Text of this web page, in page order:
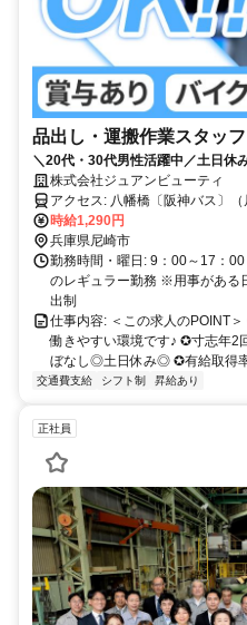
品出し・運搬作業スタッフ
＼20代・30代男性活躍中／土日休
株式会社ジュアンビューティ
アクセス: 八幡橋〔阪神バス〕（尼崎市内線［３０系統］ 武庫川方
面）より徒歩3分
時給1,290円
兵庫県尼崎市
勤務時間・曜日: 9：00～17：
のレギュラー勤務 ※用事があ
出制
仕事内容: ＜この求人のPOINT
働きやすい環境です♪ ✪寸志年2
ぼなし◎土日休み◎ ✪有給取得率
交通費支給 シフト制 昇給あり
正社員